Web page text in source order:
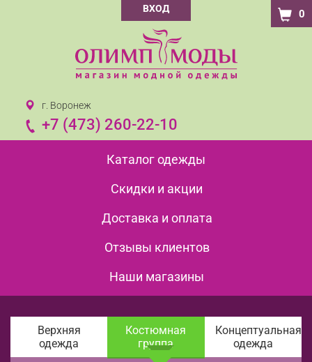
ВХОД 0
г. Воронеж
+7 (473) 260-22-10
Каталог одежды
Скидки и акции
Доставка и оплата
Отзывы клиентов
Наши магазины
Верхняя
одежда
Костюмная
группа
Концептуальная
одежда